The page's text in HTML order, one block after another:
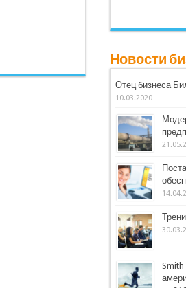
Новости
Отец бизнеса
10.03.2020